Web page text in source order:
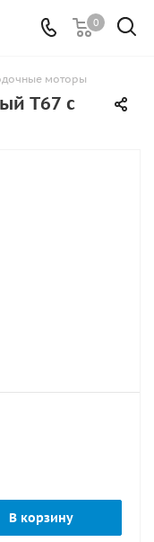
0
моторы
Т67 с
В корзину